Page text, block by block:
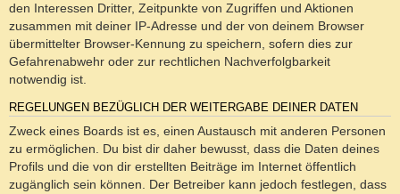
den Interessen Dritter, Zeitpunkte von Zugriffen und Aktionen
zusammen mit deiner IP-Adresse und der von deinem Browser
übermittelter Browser-Kennung zu speichern, sofern dies zur
Gefahrenabwehr oder zur rechtlichen Nachverfolgbarkeit
notwendig ist.
REGELUNGEN BEZÜGLICH DER WEITERGABE DEINER DATEN
Zweck eines Boards ist es, einen Austausch mit anderen Personen
zu ermöglichen. Du bist dir daher bewusst, dass die Daten deines
Profils und die von dir erstellten Beiträge im Internet öffentlich
zugänglich sein können. Der Betreiber kann jedoch festlegen, dass